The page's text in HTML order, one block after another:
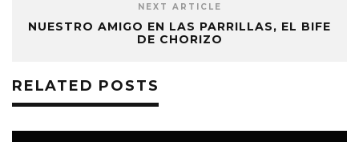
NEXT ARTICLE
NUESTRO AMIGO EN LAS PARRILLAS, EL BIFE
DE CHORIZO
RELATED POSTS